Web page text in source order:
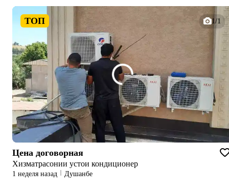
ТОП 1/1
Цена договорная
Хизматрасонии устои кондиционер
1 неделя назад Душанбе